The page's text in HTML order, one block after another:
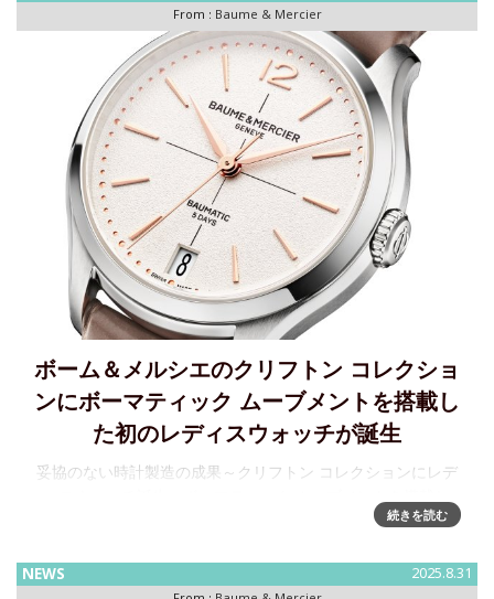
（ひのえうま）にあたるこの年を記念し、ブランドはクリフ
トン コ
From : Baume & Mercier
ボーム＆メルシエのクリフトン コレクショ
ンにボーマティック ムーブメントを搭載し
た初のレディスウォッチが誕生
妥協のない時計製造の成果～クリフトン コレクションにレデ
た、初のレディスウォッチ ボーム＆メルシエは、全ての人々
的で大胆な
続きを読む
NEWS 2025.8.31